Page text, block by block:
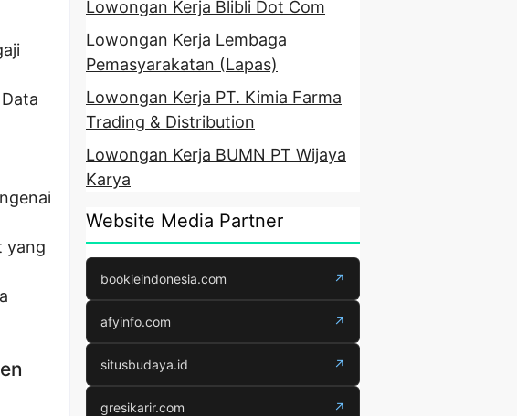
yang
Lowongan Kerja Blibli Dot Com
Lowongan Kerja Lembaga
Pemasyarakatan (Lapas)
Lowongan Kerja PT. Kimia Farma
Trading & Distribution
Lowongan Kerja BUMN PT Wijaya
Karya
Website Media Partner
bookieindonesia.com ↗
afyinfo.com ↗
situsbudaya.id ↗
gresikarir.com ↗